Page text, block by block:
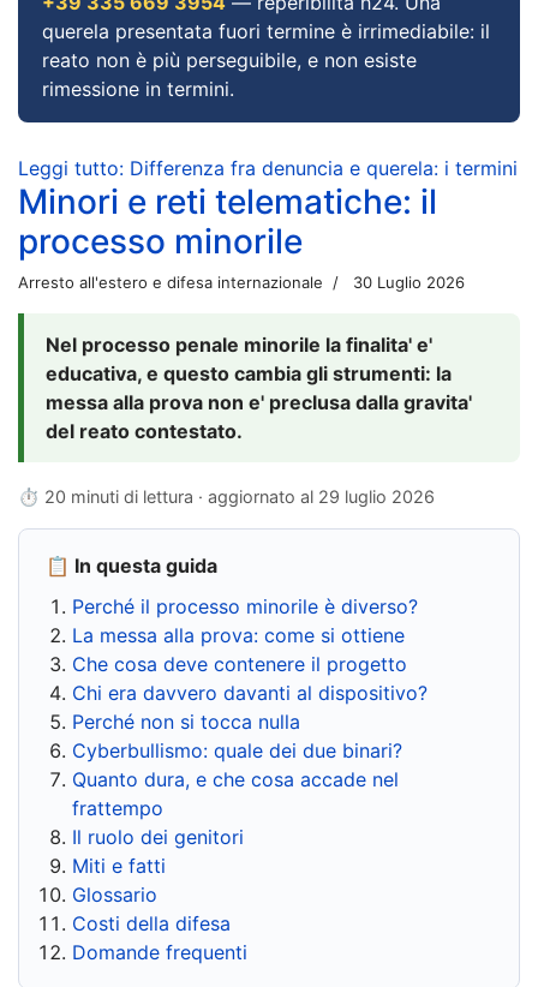
querela presentata fuori termine è irrimediabile: il
reato non è più perseguibile, e non esiste
rimessione in termini.
Leggi tutto: Differenza fra denuncia e querela: i termini
Minori e reti telematiche: il
processo minorile
Arresto all'estero e difesa internazionale 30 Luglio 2026
Nel processo penale minorile la finalita' e'
educativa, e questo cambia gli strumenti: la
messa alla prova non e' preclusa dalla gravita'
del reato contestato.
⏱ 20 minuti di lettura · aggiornato al 29 luglio 2026
📋 In questa guida
Perché il processo minorile è diverso?
La messa alla prova: come si ottiene
Che cosa deve contenere il progetto
Chi era davvero davanti al dispositivo?
Perché non si tocca nulla
Cyberbullismo: quale dei due binari?
Quanto dura, e che cosa accade nel
frattempo
Il ruolo dei genitori
Miti e fatti
Glossario
Costi della difesa
Domande frequenti